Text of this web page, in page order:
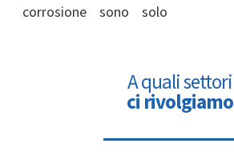
corrosione sono solo
A quali settori
ci rivolgiamo